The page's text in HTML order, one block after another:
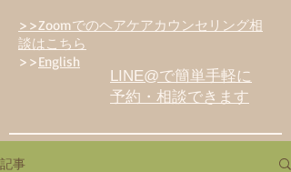
>>Zoomでのヘアケアカウンセリング相
談はこちら
>>English
LINE@で簡単手軽に
予約・相談できます
記事